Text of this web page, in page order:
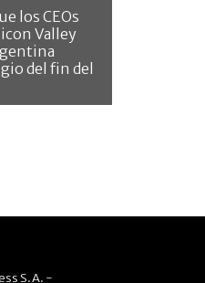
los CEOs
Valley
del fin del
S.A. -